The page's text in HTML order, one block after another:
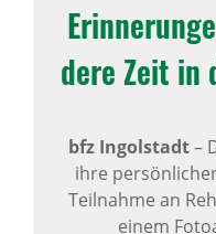
dere Zeit in
bfz Ingolstadt–
ihre
Teilnahme an
einem